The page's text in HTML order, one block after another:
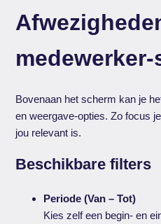
Bovenaan het scherm kan je
en weergave-opties. Zo focus
jou relevant is.
Beschikbare filters
Periode (Van – Tot)
Kies zelf een begin- en